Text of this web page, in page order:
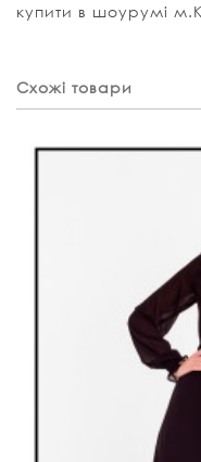
купити в шоурумі
Схожі товари